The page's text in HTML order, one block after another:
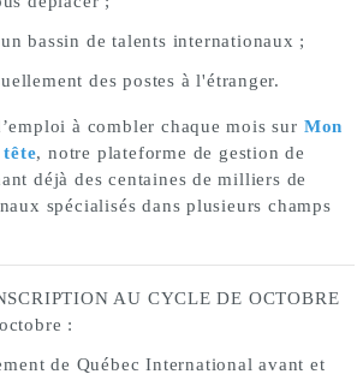
bassin de talents internationaux ;
des postes à l'étranger.
à combler chaque mois sur Mon
tête, notre plateforme de gestion de
déjà des centaines de milliers de
spécialisés dans plusieurs champs
AU CYCLE DE OCTOBRE
:
de Québec International avant et